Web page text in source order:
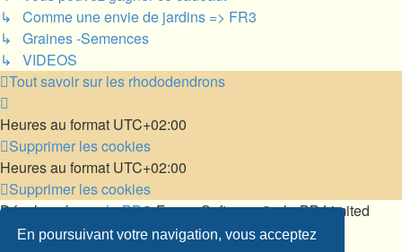
En poursuivant votre navigation, vous acceptez
↳ Comme une envie de jardins => FR3
↳ Graines -Semences
↳ VIDEOS
Tout savoir sur les rhododendrons
Heures au format UTC+02:00
Supprimer les cookies
Heures au format UTC+02:00
Supprimer les cookies
Développé parphpBB® Forum Software © phpBB Limited
Traduit parphpBB-fr.com